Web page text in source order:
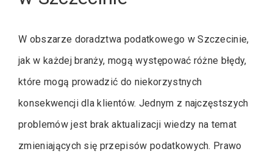
W obszarze doradztwa podatkowego w Szczecinie,
jak w każdej branży, mogą występować różne błędy,
które mogą prowadzić do niekorzystnych
konsekwencji dla klientów. Jednym z najczęstszych
problemów jest brak aktualizacji wiedzy na temat
zmieniających się przepisów podatkowych. Prawo